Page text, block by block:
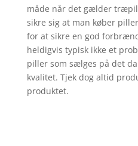
måde når det gælder
sikre sig at man køber
for at sikre en god
heldigvis typisk ikke et
piller som sælges på det
kvalitet. Tjek dog altid
produktet.